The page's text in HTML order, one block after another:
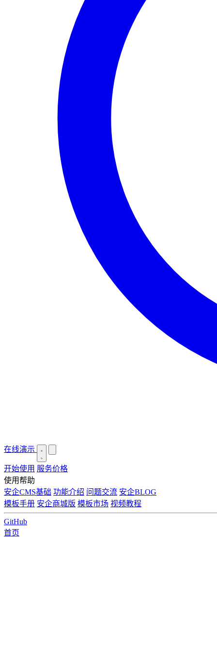
在线演示
开始使用 服务价格
使用帮助
安企CMS基础 功能介绍 问题交流 安企BLOG
模板手册 安企商城版 模板市场 视频教程
GitHub
首页